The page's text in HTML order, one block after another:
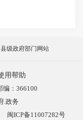
县级政府部门网站
用帮助
编：366100
.政务
闽ICP备11007282号